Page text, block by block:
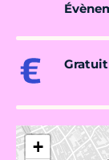
Gratuit
+